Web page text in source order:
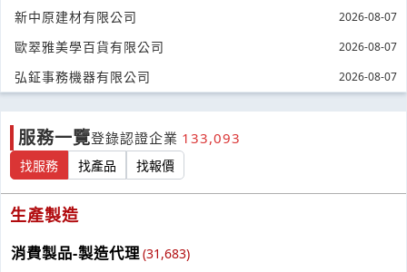
時間:08/07 13:34
***6071355@gmail.com
有貴公司的機器需維修
產業:自動化設備製造代理
來自:今OO調OO品OO有OO司 詢價
時間:08/07 13:33
***200@frozenfood.com.tw
您好～想請問你們有沒有接童裝庫存-盤貨？我這邊有一批全新的
大陸製童裝準備清倉，約400多件，主要是套裝及上衣，尺寸都
有整理好。如果有收的話，我再傳款式、尺寸跟數量給您看看，
謝謝😊
產業:服飾配件零售
來自:本OO有OO司 詢價
時間:08/07 13:25
***03044070@gmail.com
新中原建材有限公司 2026-08-07
歐翠雅美學百貨有限公司 2026-08-07
弘鉦事務機器有限公司 2026-08-07
服務一覽登錄認證企業 133,093
找服務 找產品 找報價
生產製造
消費製品-製造代理(31,683)